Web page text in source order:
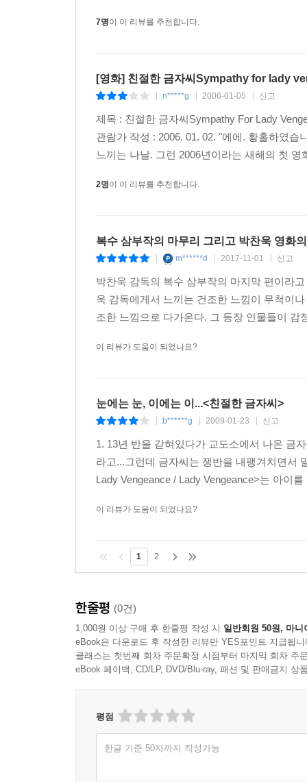
7명이 이 리뷰를 추천합니다.
[영화] 친절한 금자씨Sympathy for lady
n*****g 2006-01-05 신고
제목 : 친절한 금자씨Sympathy For Lady
관람가 작성 : 2006. 01. 02. "에에. 황홀하였
느끼는 나날. 그런 2006년이라는 새해의 첫
2명이 이 리뷰를 추천합니다.
복수 삼부작의 마무리 그리고 박찬욱 영화
m******d 2017-11-01 신고
박찬욱 감독의 복수 삼부작의 마지막 편이라
욱 감독에게서 느끼는 건조한 느낌이 무척이
조한 느낌으로 다가온다. 그 등장 인물들이
이 리뷰가 도움이 되었나요?
눈에는 눈, 이에는 이...<친절한 금자씨>
b******g 2009-01-23 신고
1. 13년 반을 갇혀있다가 교도소에서 나온 금
라고...그런데 금자씨는 쟁반을 내팽겨치면서
Lady Vengeance / Lady Vengeance>는 아이
이 리뷰가 도움이 되었나요?
1 2
한줄평 (0건)
1,000원 이상 구매 후 한줄평 작성 시 일반회원 50원, 마니
eBook은 다운로드 후 작성한 리뷰만 YES포인트 지급됩니
클래스는 첫번째 회차 주문확정 시점부터 마지막 회차 주
eBook 페이백, CD/LP, DVD/Blu-ray, 패션 및 판매금지 상
평점
한글 기준 50자까지 작성가능